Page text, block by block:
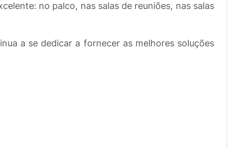
no palco, nas salas de reuniões, nas salas
a se dedicar a fornecer as melhores soluções